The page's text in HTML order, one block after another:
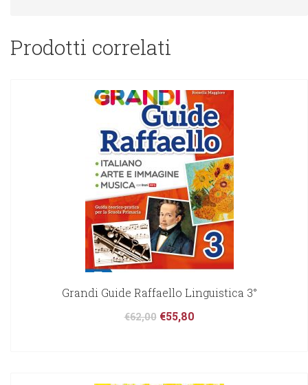
Prodotti correlati
Grandi Guide Raffaello Linguistica 3°
€62,00 €55,80